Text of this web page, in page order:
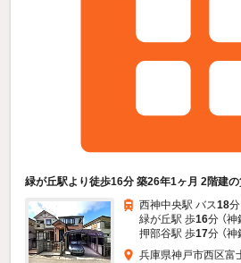
緑が丘駅より徒歩16分 築26年1ヶ月 2階建
西神中央駅 バス18
緑が丘駅 歩16分 （神
押部谷駅 歩17分 （神
兵庫県神戸市西区富